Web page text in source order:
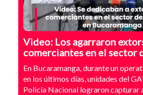
Video: Los agarraron
comerciantes en el sector
Bucaramanga
En Bucaramanga, durante un
en los últimos días, unidades del
Policía Nacional lograron capturar